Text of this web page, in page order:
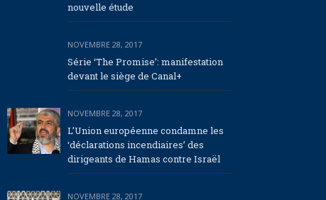
nouvelle étude
NOVEMBRE 28, 2017
Série ‘The Promise’: manifestation
devant le siège de Canal+
NOVEMBRE 28, 2017
L’Union européenne condamne les
‘déclarations incendiaires’ des
dirigeants de Hamas contre Israël
NOVEMBRE 28, 2017